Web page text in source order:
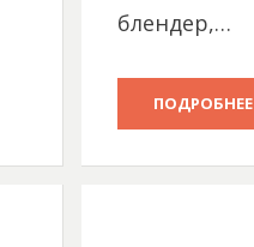
блендер,…
ПОДРОБНЕЕ